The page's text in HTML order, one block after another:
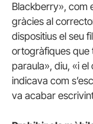
Blackberry», com
gràcies al
dispositius el seu
ortogràfiques que
paraula», diu, «i el
indicava com
va acabar